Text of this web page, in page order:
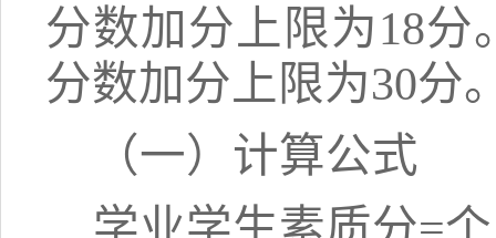
分数加分上限为18分
分数加分上限为30分
（一）计算公式